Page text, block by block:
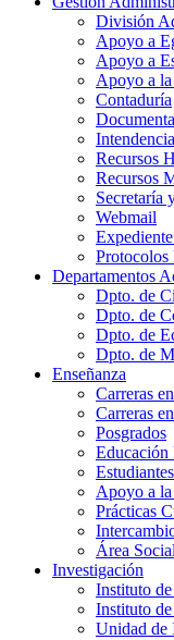
División
Apoyo a
Apoyo a
Apoyo a
Contaduría
Intendencia
Recursos
Recursos
Secretaría
Webmail
Protocolos
Departamentos
Dpto. de
Dpto. de
Dpto. de
Dpto. de
Enseñanza
Carreras
Carreras
Posgrados
Educación
Apoyo a la
Prácticas
Área
Investigación
Instituto
Instituto
Unidad de